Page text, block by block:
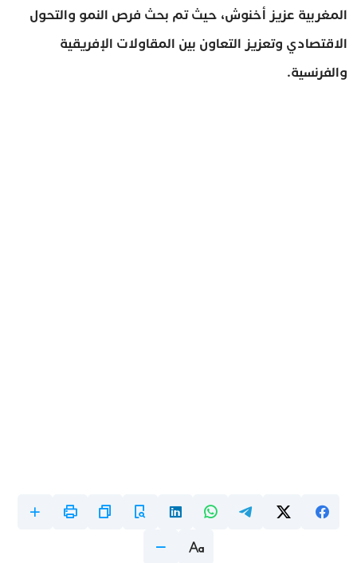
المغربية عزيز أخنوش، حيث تم بحث فرص النمو والتحول
الاقتصادي وتعزيز التعاون بين المقاولات الإفريقية
والفرنسية.